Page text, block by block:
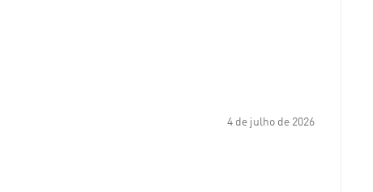
4 de julho de 2026